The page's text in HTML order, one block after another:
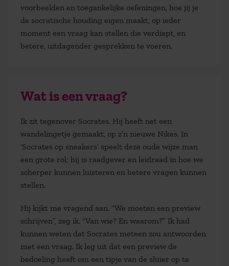
voorbeelden en toegankelijke oefeningen, hoe jij je
de socratische houding eigen maakt, op ieder
moment een vraag kan stellen die verdiept, en
betere, uitdagender gesprekken te voeren.
Wat is een vraag?
Ik zit tegenover Socrates. Hij heeft net een
wandelingetje gemaakt, op z’n nieuwe Nikes. In
‘Socrates op sneakers’ speelt deze oude wijze man
een grote rol; hij is raadgever en leidraad in hoe we
scherper kunnen luisteren en betere vragen kunnen
stellen.
Hij kijkt me vragend aan. “We moeten een preview
schrijven”, zeg ik. “Van wie? En waarom?” Ik had
kunnen weten dat Socrates meteen zou antwoorden
met een vraag. Ik leg uit dat een preview de
bedoeling heeft om een tipje van de sluier op te